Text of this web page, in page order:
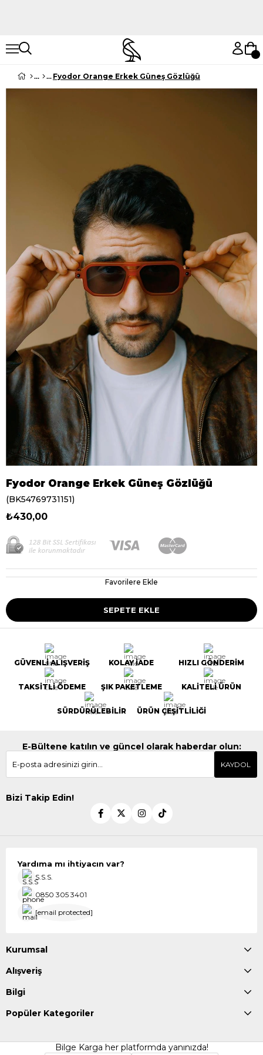
Fyodor Orange Erkek Güneş Gözlüğü
Fyodor Orange Erkek Güneş Gözlüğü
(BK54769731151)
₺430,00
Favorilere Ekle
GÜVENLİ ALIŞVERİŞ KOLAY İADE HIZLI GÖNDERİM
TAKSİTLİ ÖDEME ŞIK PAKETLEME KALİTELİ ÜRÜN
SÜRDÜRÜLEBİLİR ÜRÜN ÇEŞİTLİLİĞİ
E-Bültene katılın ve güncel olarak haberdar olun:
KAYDOL
Bizi Takip Edin!
Yardıma mı ihtiyacın var?
S.S.S.
0850 305 3401
[email protected]
Kurumsal
Alışveriş
Bilgi
Popüler Kategoriler
Bilge Karga her platformda yanınızda!